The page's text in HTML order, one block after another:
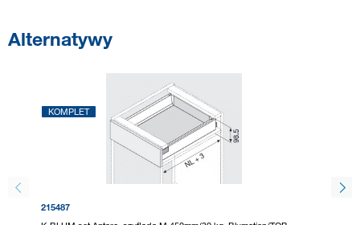
Alternatywy
KOMPLET
215487